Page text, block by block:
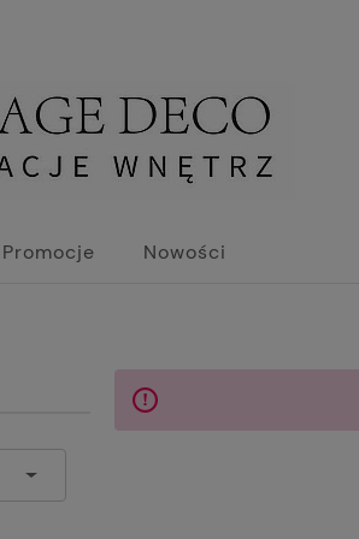
Promocje Nowości